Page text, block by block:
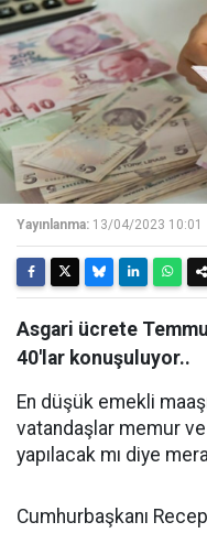
Yayınlanma: 13/04/2023 10:01
Asgari ücrete
40'lar konuşuluyor..
En düşük emekli
vatandaşlar memur
yapılacak mı diye
Cumhurbaşkanı